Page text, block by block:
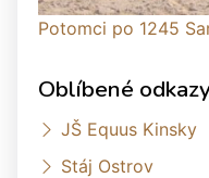
Potomci po 1245
Oblíbené
JŠ Equus Kinsky
Stáj Ostrov